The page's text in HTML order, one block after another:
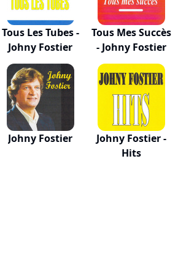
Tous Les Tubes -
Johny Fostier
Tous Mes Succès
- Johny Fostier
Johny Fostier
Johny Fostier -
Hits